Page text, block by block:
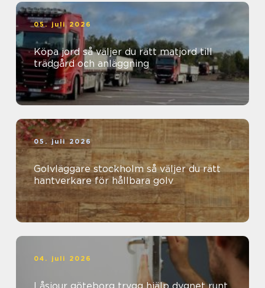
05. juli 2026
Köpa jord så väljer du rätt matjord till
trädgård och anläggning
05. juli 2026
Golvläggare stockholm så väljer du rätt
hantverkare för hållbara golv
04. juli 2026